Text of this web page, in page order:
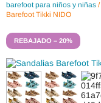
barefoot para niños y niñas /
Barefoot Tikki NIDO
REBAJADO – 20%